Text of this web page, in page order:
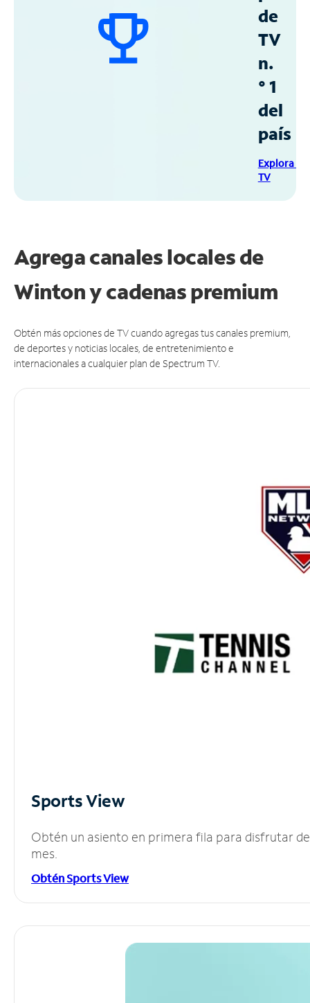
de
TV
n.
° 1
del
país
Explora
TV
Agrega canales locales de
Winton y cadenas premium
Obtén más opciones de TV cuando agregas tus canales premium,
de deportes y noticias locales, de entretenimiento e
internacionales a cualquier plan de Spectrum TV.
Sports View
Obtén un asiento en primera fila para disfrutar
mes.
Obtén Sports View